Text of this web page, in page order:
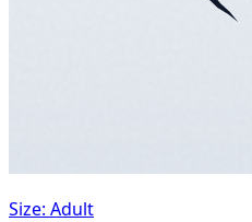
Size: Adult